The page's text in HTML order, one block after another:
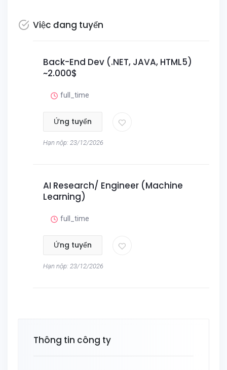
Việc đang tuyển
Back-End Dev (.NET, JAVA, HTML5)
~2.000$
full_time
Ứng tuyển
Hạn nộp: 23/12/2026
AI Research/ Engineer (Machine
Learning)
full_time
Ứng tuyển
Hạn nộp: 23/12/2026
Thông tin công ty